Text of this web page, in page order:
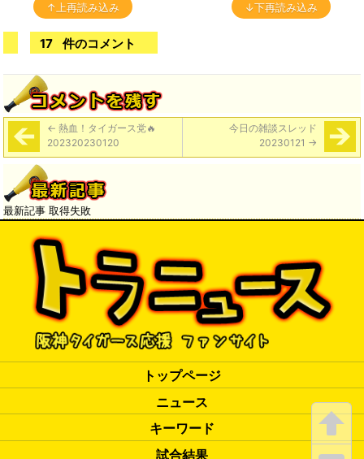
↑上再読み込み ↓下再読み込み
17 件のコメント
← 熱血！タイガース党🔥
202320230120
今日の雑談スレッド
20230121 →
最新記事 取得失敗
トップページ
ニュース
キーワード
試合結果